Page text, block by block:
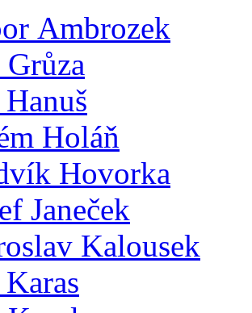
Ambrozek
Grůza
Holáň
Hovorka
Janeček
Kalousek